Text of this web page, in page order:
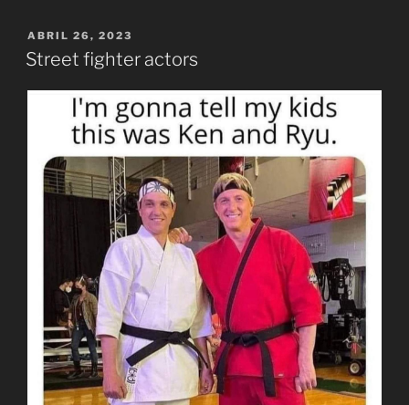
PUBLICADO
EL
ABRIL 26, 2023
Street fighter actors